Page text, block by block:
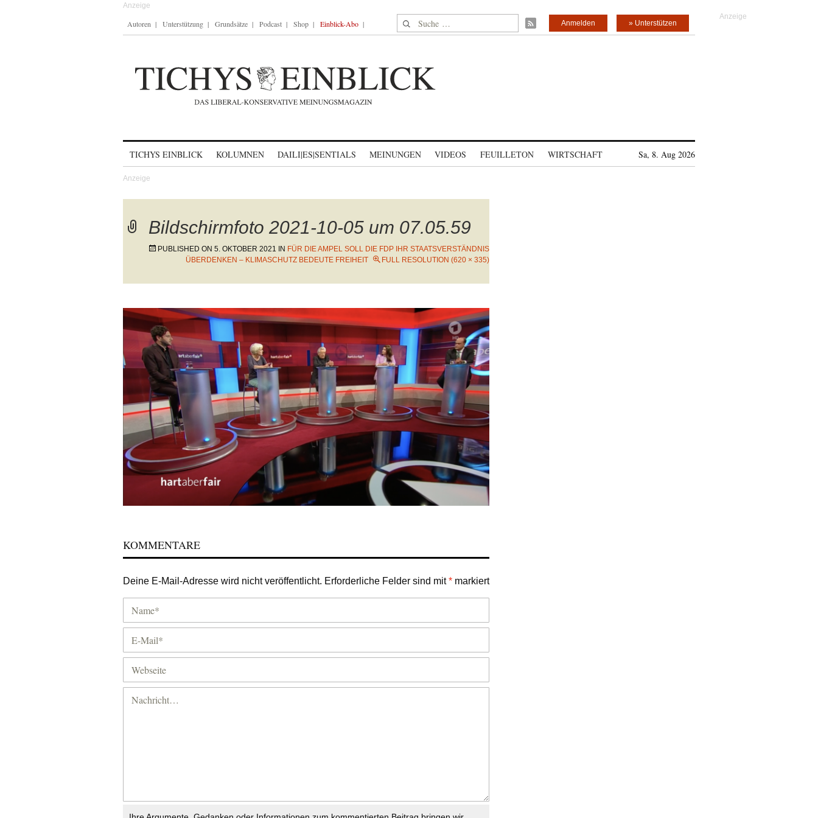
Autoren Unterstützung Grundsätze Podcast Shop Einblick-Abo Suche nach: » Unterstützen
Anmelden
TICHYS EINBLICK KOLUMNEN DAILI|ES|SENTIALS MEINUNGEN VIDEOS FEUILLETON WIRTSCHAFT Sa, 8. Aug 2026
Bildschirmfoto 2021-10-05 um 07.05.59
PUBLISHED ON 5. OKTOBER 2021 IN FÜR DIE AMPEL SOLL DIE FDP IHR STAATSVERSTÄNDNIS
ÜBERDENKEN – KLIMASCHUTZ BEDEUTE FREIHEIT
FULL RESOLUTION (620 × 335)
KOMMENTARE
Deine E-Mail-Adresse wird nicht veröffentlicht. Erforderliche Felder sind mit* markiert